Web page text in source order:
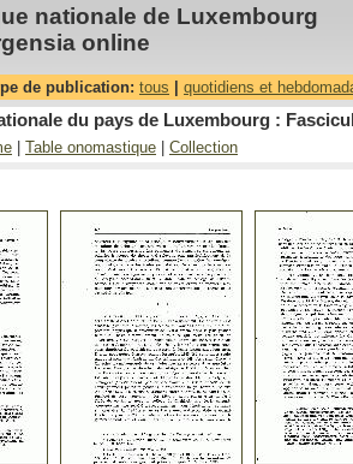
nationale de Luxembourg
online
de publication: tous quotidiens et
du pays de Luxembourg :
Table onomastique Collection